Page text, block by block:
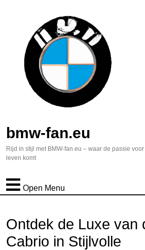
bmw-fan.eu
Rijd in stijl met BMW-fan.eu – waar de passie voor
leven komt
Open Menu
Ontdek de Luxe van
Cabrio in Stijlvolle